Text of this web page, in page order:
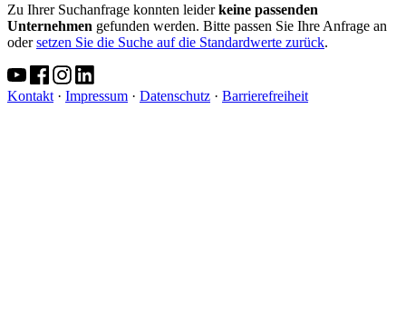
Zu Ihrer Suchanfrage konnten leiderkeine passenden
Unternehmen gefunden werden. Bitte passen Sie Ihre Anfrage an
odersetzen Sie die Suche auf die Standardwerte zurück.
Kontakt · Impressum · Datenschutz · Barrierefreiheit